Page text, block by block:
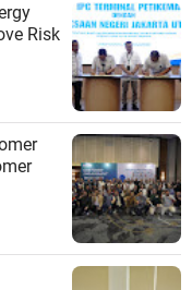
Risk